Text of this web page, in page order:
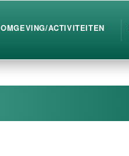
OMGEVING/ACTIVITEITEN